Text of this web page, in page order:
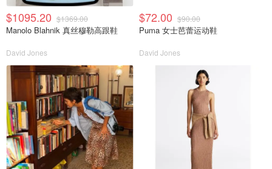
$1095.20 $1369.00
Manolo Blahnik 真丝穆勒高跟鞋
David Jones
$72.00 $90.00
Puma 女士芭蕾运动鞋
David Jones